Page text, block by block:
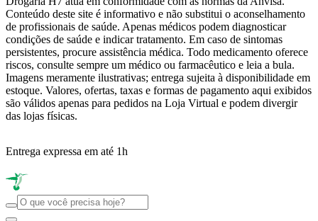
Conteúdo deste site é informativo e não substitui o aconselhamento
de profissionais de saúde. Apenas médicos podem diagnosticar
condições de saúde e indicar tratamento. Em caso de sintomas
persistentes, procure assistência médica. Todo medicamento oferece
riscos, consulte sempre um médico ou farmacêutico e leia a bula.
Imagens meramente ilustrativas; entrega sujeita à disponibilidade em
estoque. Valores, ofertas, taxas e formas de pagamento aqui exibidos
são válidos apenas para pedidos na Loja Virtual e podem divergir
das lojas físicas.
Entrega expressa em até 1h